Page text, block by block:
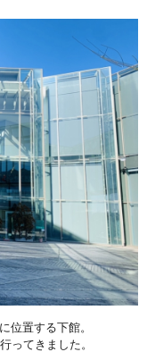
位置する下館。
ってきました。